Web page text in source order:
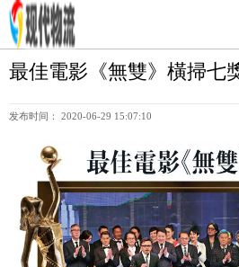
最佳電影《無雙》橫掃七
发布时间： 2020-06-29 15:07:10